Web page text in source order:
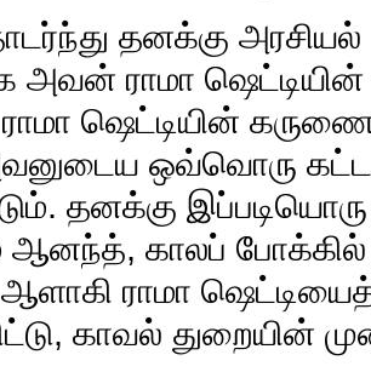
தனக்கு அரசியல்
அவன் ராமா
ராமா ஷெட்டியின்
ஒவ்வொரு
தனக்கு இப்படியொரு
ஆனந்த், காலப் போக்கில்
ஆளாகி ராமா
காவல் துறையின்